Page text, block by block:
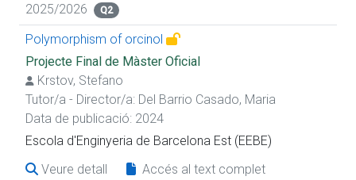
2025/2026
Q2
Polymorphism of orcinol
Projecte Final de Màster Oficial
Krstov, Stefano
Tutor/a - Director/a: Del Barrio Casado, Maria
Data de publicació: 2024
Escola d'Enginyeria de Barcelona Est (EEBE)
Veure detall
Accés al text complet